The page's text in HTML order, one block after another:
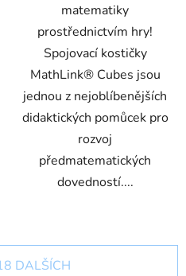
matematiky
prostřednictvím hry!
Spojovací kostičky
MathLink® Cubes jsou
jednou z nejoblíbenějších
didaktických pomůcek pro
rozvoj
předmatematických
dovedností....
DALŠÍCH